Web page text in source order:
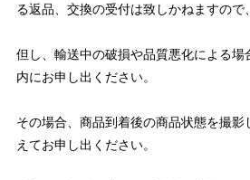
る返品、交換の受付は致しかねますので
但し、輸送中の破損や品質悪化による場
内にお申し出ください。
その場合、商品到着後の商品状態を撮
えてお申し出ください。